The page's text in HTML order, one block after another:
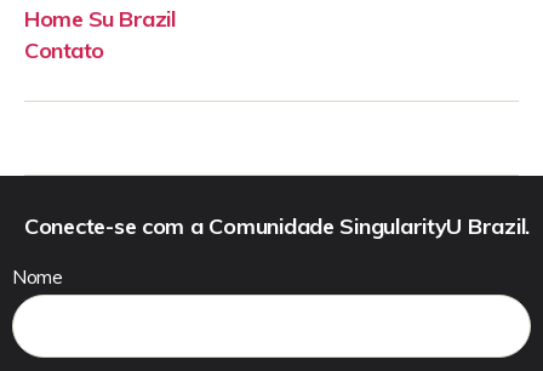
Home Su Brazil
Contato
Conecte-se com a Comunidade SingularityU Brazil.
Nome